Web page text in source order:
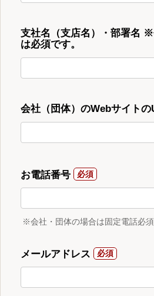
支社名（支店名）・部署名
は必須です。
会社（団体）のWebサイトの
お電話番号
※会社・団体の場合は固定電話必須
メールアドレス